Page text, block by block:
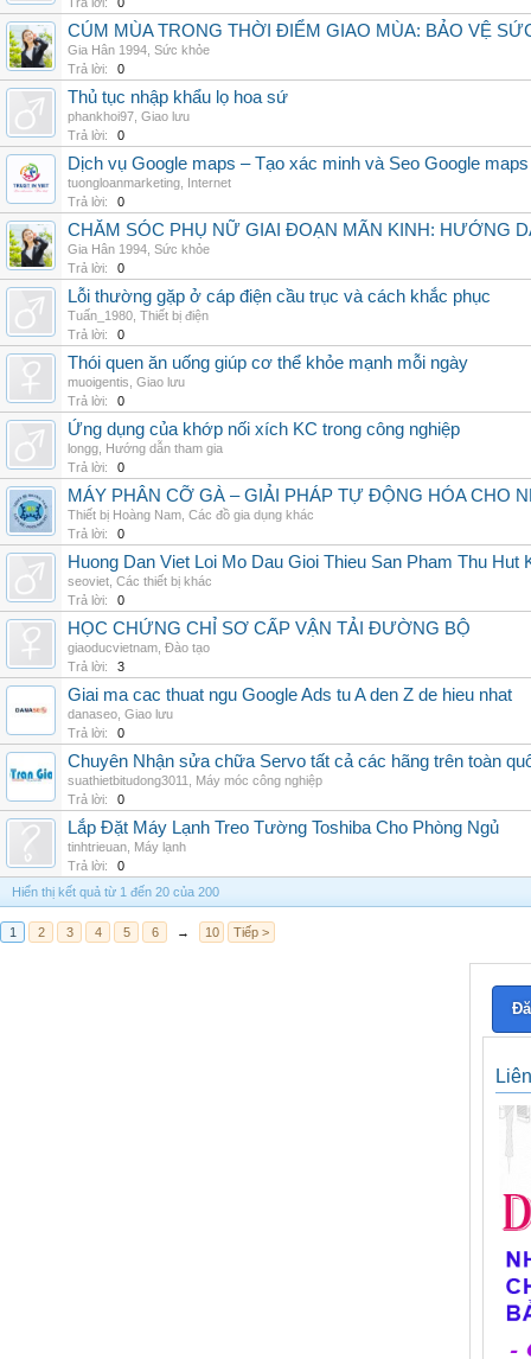
CÚM MÙA TRONG THỜI ĐIỂM GIAO MÙA: BẢO VỆ
Gia Hân 1994 Sức khỏe
Trả lời:
0
Thủ tục nhập khẩu lọ hoa sứ
phankhoi97 Giao lưu
Trả lời:
0
Dịch vụ Google maps – Tạo xác minh và Seo Google
tuongloanmarketing Internet
Trả lời:
0
CHĂM SÓC PHỤ NỮ GIAI ĐOẠN MÃN KINH: HƯỚNG
Gia Hân 1994 Sức khỏe
Trả lời:
0
Lỗi thường gặp ở cáp điện cầu trục và cách khắc phục
Tuấn_1980 Thiết bị điện
Trả lời:
0
Thói quen ăn uống giúp cơ thể khỏe mạnh mỗi ngày
muoigentis Giao lưu
Trả lời:
0
Ứng dụng của khớp nối xích KC trong công nghiệp
longg Hướng dẫn tham gia
Trả lời:
0
MÁY PHÂN CỠ GÀ – GIẢI PHÁP TỰ ĐỘNG HÓA CHO
Thiết bị Hoàng Nam Các đồ gia dụng khác
Trả lời:
0
Huong Dan Viet Loi Mo Dau Gioi Thieu San Pham Thu Hut
seoviet Các thiết bị khác
Trả lời:
0
HỌC CHỨNG CHỈ SƠ CẤP VẬN TẢI ĐƯỜNG BỘ
giaoducvietnam Đào tạo
Trả lời:
3
Giai ma cac thuat ngu Google Ads tu A den Z de hieu nhat
danaseo Giao lưu
Trả lời:
0
Chuyên Nhận sửa chữa Servo tất cả các hãng trên toàn
suathietbitudong3011
Máy móc công nghiệp
Trả lời:
0
Lắp Đặt Máy Lạnh Treo Tường Toshiba Cho Phòng Ngủ
tinhtrieuan Máy lạnh
Trả lời:
0
Hiển thị kết quả từ 1 đến 20 của 200
1 2 3 4 5 6 → 10 Tiếp >